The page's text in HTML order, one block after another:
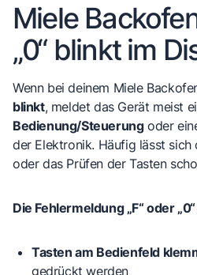
Miele
„0“ blinkt im
Wenn bei deinem Miele
blinkt, meldet das Gerät meist
Bedienung/Steuerungoder
der Elektronik. Häufig lässt sich
oder das Prüfen der Tasten
Die Fehlermeldung „F“ oder
Tasten am Bedienfeld
gedrückt werden